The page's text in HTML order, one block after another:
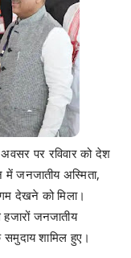
पर रविवार को देश
में जनजातीय अस्मिता,
देखने को मिला।
जनजातीय
समुदाय शामिल हुए।